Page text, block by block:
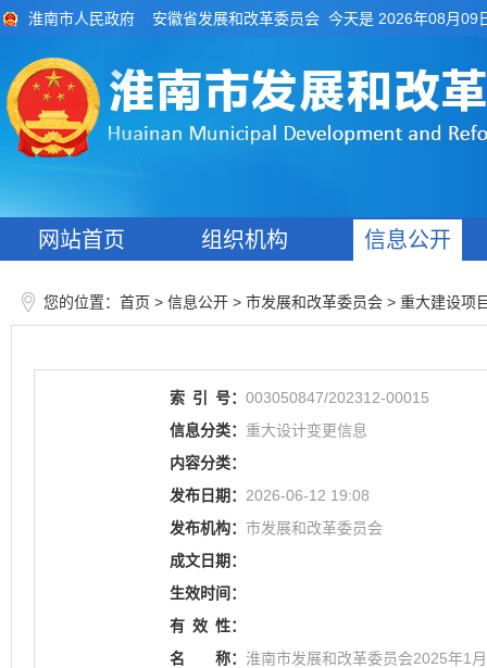
淮南市人民政府 安徽省发展和改革委员会 今天是 2026年08月09
网站首页 组织机构 信息公开
您的位置： 首页 > 信息公开 > 市发展和改革委员会 > 重大建设项
索 引 号： 003050847/202312-00015
信息分类： 重大设计变更信息
内容分类：
发布日期： 2026-06-12 19:08
发布机构： 市发展和改革委员会
成文日期：
生效时间：
有 效 性：
名
称： 淮南市发展和改革委员会2025年1